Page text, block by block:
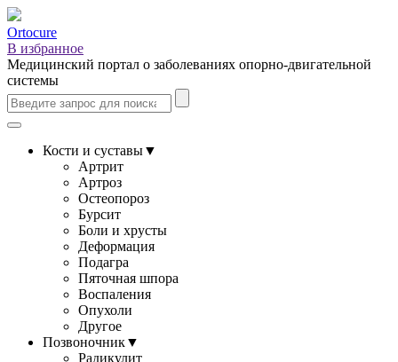
Ortocure
В избранное
Медицинский портал о заболеваниях опорно-двигательной
системы
Кости и суставы▼
Артрит
Артроз
Остеопороз
Бурсит
Боли и хрусты
Деформация
Подагра
Пяточная шпора
Воспаления
Опухоли
Другое
Позвоночник▼
Радикулит